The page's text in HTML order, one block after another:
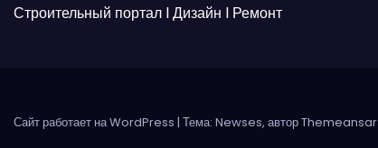
Строительный портал l Дизайн l Ремонт
Сайт работает на WordPress | Тема: Newses, авторThemeansar